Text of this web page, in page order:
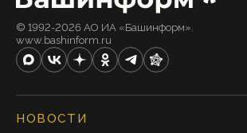
© 1992-2026 АО ИА «Башинформ».
www.bashinform.ru
НОВОСТИ